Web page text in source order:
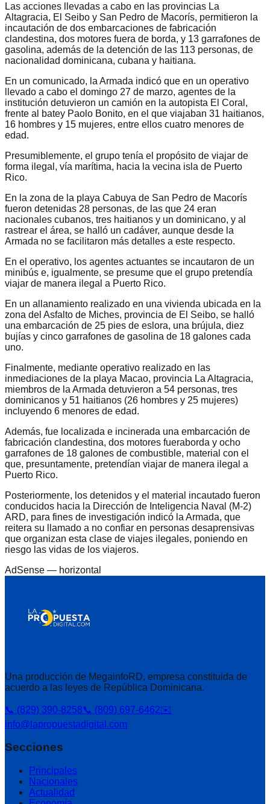
Las acciones llevadas a cabo en las provincias La
Altagracia, El Seibo y San Pedro de Macorís, permitieron la
incautación de dos embarcaciones de fabricación
clandestina, dos motores fuera de borda, y 13 garrafones de
gasolina, además de la detención de las 113 personas, de
nacionalidad dominicana, cubana y haitiana.
En un comunicado, la Armada indicó que en un operativo
llevado a cabo el domingo 27 de marzo, agentes de la
institución detuvieron un camión en la autopista El Coral,
frente al batey Paolo Bonito, en el que viajaban 31 haitianos,
16 hombres y 15 mujeres, entre ellos cuatro menores de
edad.
Presumiblemente, el grupo tenía el propósito de viajar de
forma ilegal, vía marítima, hacia la vecina isla de Puerto
Rico.
En la zona de la playa Cabuya de San Pedro de Macorís
fueron detenidas 28 personas, de las que 24 eran
nacionales cubanos, tres haitianos y un dominicano, y al
rastrear el área, se halló un cadáver, aunque desde la
Armada no se facilitaron más detalles a este respecto.
En el operativo, los agentes actuantes se incautaron de un
minibús e, igualmente, se presume que el grupo pretendía
viajar de manera ilegal a Puerto Rico.
En un allanamiento realizado en una vivienda ubicada en la
zona del Asfalto de Miches, provincia de El Seibo, se halló
una embarcación de 25 pies de eslora, una brújula, diez
bujías y cinco garrafones de gasolina de 18 galones cada
uno.
Finalmente, mediante operativo realizado en las
inmediaciones de la playa Macao, provincia La Altagracia,
miembros de la Armada detuvieron a 54 personas, tres
dominicanos y 51 haitianos (26 hombres y 25 mujeres)
incluyendo 6 menores de edad.
Además, fue localizada e incinerada una embarcación de
fabricación clandestina, dos motores fueraborda y ocho
garrafones de 18 galones de combustible, material con el
que, presuntamente, pretendían viajar de manera ilegal a
Puerto Rico.
Posteriormente, los detenidos y el material incautado fueron
conducidos hacia la Dirección de Inteligencia Naval (M-2)
ARD, para fines de investigación indicó la Armada, que
reitera su llamado a no confiar en personas desaprensivas
que organizan esta clase de viajes ilegales, poniendo en
riesgo las vidas de los viajeros.
AdSense — horizontal
Una producción de MegainfoRD, empresa constituida de
acuerdo a las leyes de República Dominicana.
📞 (829) 390-8258📞 (809) 697-6462✉️
info@lapropuestadigital.com
Secciones
Principales
Nacionales
Actualidad